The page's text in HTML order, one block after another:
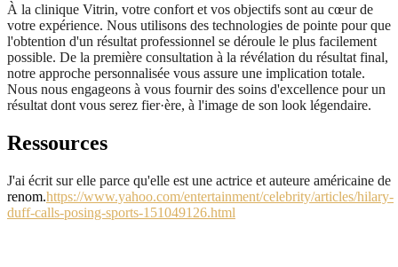
À la clinique Vitrin, votre confort et vos objectifs sont au cœur de
votre expérience. Nous utilisons des technologies de pointe pour que
l'obtention d'un résultat professionnel se déroule le plus facilement
possible. De la première consultation à la révélation du résultat final,
notre approche personnalisée vous assure une implication totale.
Nous nous engageons à vous fournir des soins d'excellence pour un
résultat dont vous serez fier·ère, à l'image de son look légendaire.
Ressources
J'ai écrit sur elle parce qu'elle est une actrice et auteure américaine de
renom.https://www.yahoo.com/entertainment/celebrity/articles/hilary-
duff-calls-posing-sports-151049126.html